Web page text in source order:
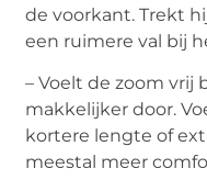
de voorkant. Trekt
een ruimere val bij
– Voelt de zoom vrij
makkelijker door.
kortere lengte of
meestal meer